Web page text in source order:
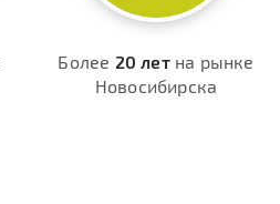
Более 20 летна рынке
Новосибирска